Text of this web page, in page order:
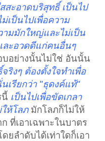
สะอาดบริสุทธิ์ เป็นไป
เป็นไปเพื่อความ
ามมักใหญ่และไม่เป็น
ละอวดดีแก่คนอื่นๆ
อย่างนั้นไม่ใช่ อันนั้น
ริงๆ ต้องตั้งใจทำเพื่อ
เรียกว่า "ธุดงค์แท้"
นี้ เป็นไปเพื่อขัดเกลา
ห้โลภมักโลภก็ไม่ให้
ที่เอาเฉพาะในบาตร
ยลำดับได้เท่าใดก็เอา